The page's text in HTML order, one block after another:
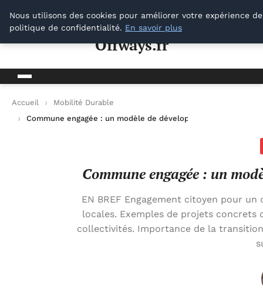
Offways.fr
Offways.fr
Accueil
Mobilité Durable
Commune engagée : un modèle de développement durable
Commune engagée : un
EN BREF Engagement citoyen pour
locales. Exemples de projets
collectivités. Importance de la
Nous utilisons des cookies pour améliorer votre expérience
politique de confidentialité. En savoir plus